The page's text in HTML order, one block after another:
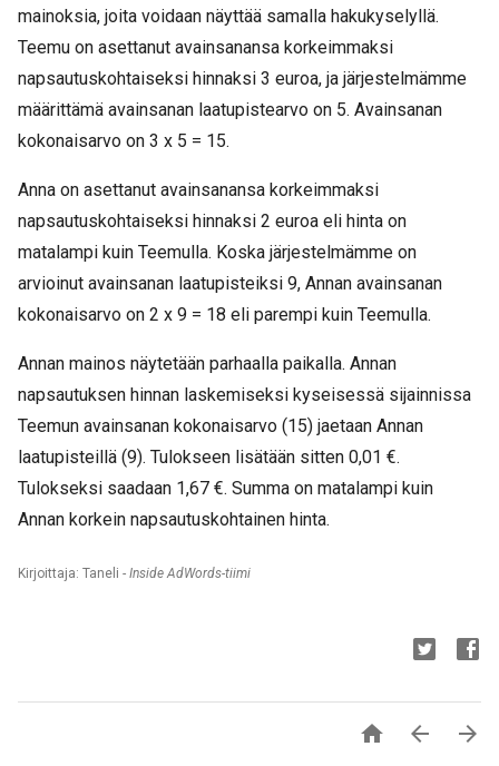
mainoksia, joita voidaan näyttää samalla hakukyselyllä.
Teemu on asettanut avainsanansa korkeimmaksi
napsautuskohtaiseksi hinnaksi 3 euroa, ja järjestelmämme
määrittämä avainsanan laatupistearvo on 5. Avainsanan
kokonaisarvo on 3 x 5 = 15.
Anna on asettanut avainsanansa korkeimmaksi
napsautuskohtaiseksi hinnaksi 2 euroa eli hinta on
matalampi kuin Teemulla. Koska järjestelmämme on
arvioinut avainsanan laatupisteiksi 9, Annan avainsanan
kokonaisarvo on 2 x 9 = 18 eli parempi kuin Teemulla.
Annan mainos näytetään parhaalla paikalla. Annan
napsautuksen hinnan laskemiseksi kyseisessä sijainnissa
Teemun avainsanan kokonaisarvo (15) jaetaan Annan
laatupisteillä (9). Tulokseen lisätään sitten 0,01 €.
Tulokseksi saadaan 1,67 €. Summa on matalampi kuin
Annan korkein napsautuskohtainen hinta.
Kirjoittaja: Taneli - Inside AdWords-tiimi
  